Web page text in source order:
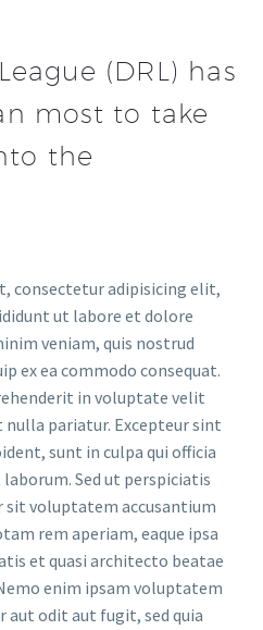
(DRL) has
most to take
the
consectetur adipisicing elit,
ut labore et dolore
veniam, quis nostrud
ex ea commodo consequat.
in voluptate velit
pariatur. Excepteur sint
sunt in culpa qui officia
Sed ut perspiciatis
sit voluptatem accusantium
rem aperiam, eaque ipsa
et quasi architecto beatae
enim ipsam voluptatem
aut odit aut fugit, sed quia